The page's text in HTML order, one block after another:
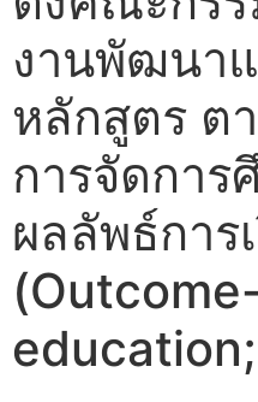
งานพัฒนา
หลักสูตร ต
การจัดการ
ผลลัพธ์การ